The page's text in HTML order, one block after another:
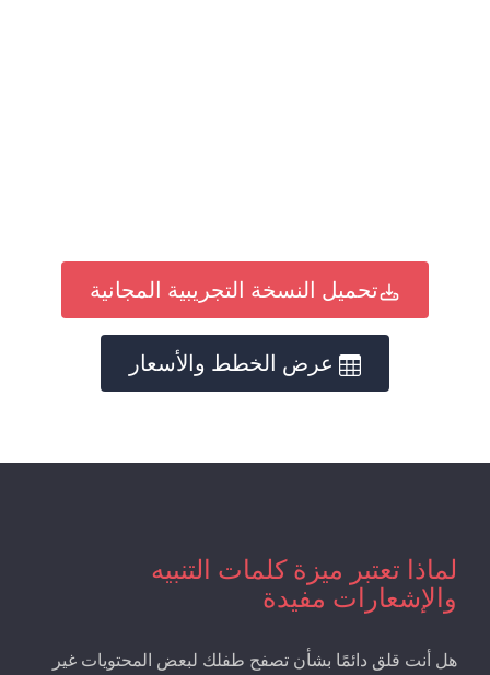
تحميل النسخة التجريبية المجانية
عرض الخطط والأسعار
لماذا تعتبر ميزة كلمات التنبيه
والإشعارات مفيدة
هل أنت قلق دائمًا بشأن تصفح طفلك لبعض المحتويات غير